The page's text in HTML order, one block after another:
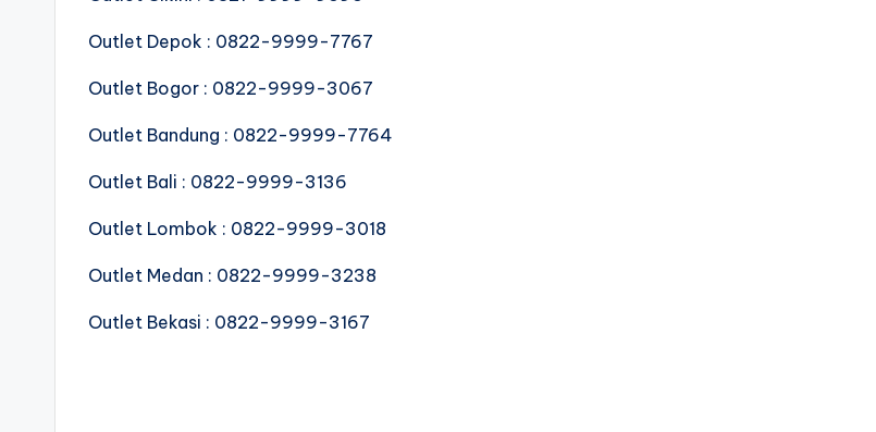
Outlet Depok : 0822-9999-7767
Outlet Bogor : 0822-9999-3067
Outlet Bandung : 0822-9999-7764
Outlet Bali : 0822-9999-3136
Outlet Lombok : 0822-9999-3018
Outlet Medan : 0822-9999-3238
Outlet Bekasi : 0822-9999-3167